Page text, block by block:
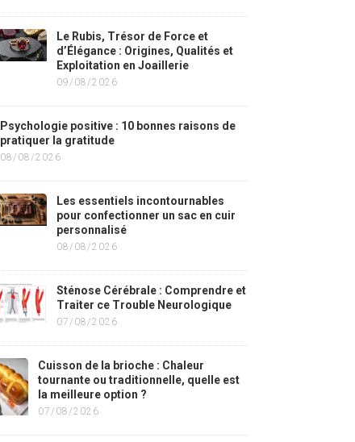
Le Rubis, Trésor de Force et
d’Élégance : Origines, Qualités et
Exploitation en Joaillerie
09/08/2026
Psychologie positive : 10 bonnes raisons de
pratiquer la gratitude
08/08/2026
Les essentiels incontournables
pour confectionner un sac en cuir
personnalisé
08/08/2026
Sténose Cérébrale : Comprendre et
Traiter ce Trouble Neurologique
07/08/2026
Cuisson de la brioche : Chaleur
tournante ou traditionnelle, quelle est
la meilleure option ?
07/08/2026